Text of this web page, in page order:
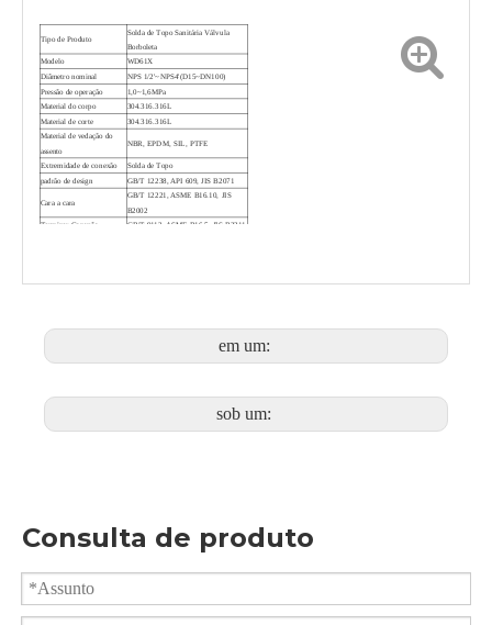
Tipo de Produto
Solda de Topo Sanitária Válvula
Borboleta
Modelo WD61X
Diâmetro nominal
NPS 1/2'~NPS4'(D15~DN100)
Pressão de operação
1,0~1,6MPa
Material do corpo
304.316.316L
Material de corte
304.316.316L
Material de vedação do
assento
NBR, EPDM, SIL, PTFE
Extremidade de conexão
Solda de Topo
padrão de design
GB/T 12238, API 609, JIS B2071
Cara a cara
GB/T 12221, ASME B16.10, JIS
B2002
Terminar Conexão
GB/T 9113, ASME B16.5, JIS B2211
em um:
sob um:
Consulta de produto